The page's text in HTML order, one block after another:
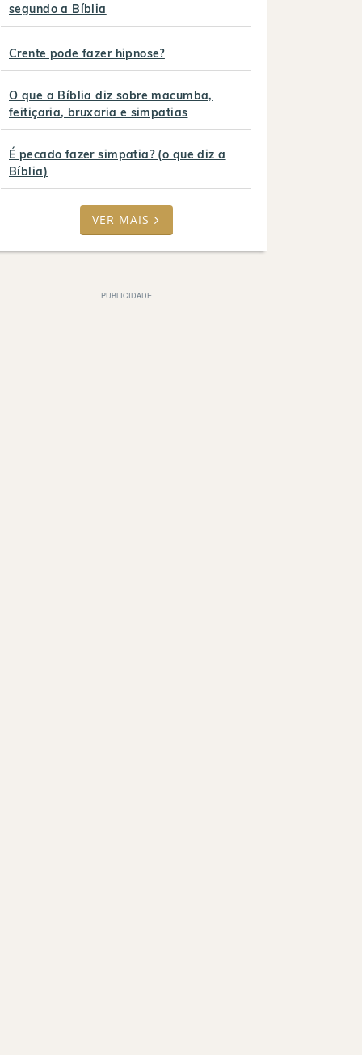
segundo a Bíblia
Crente pode fazer hipnose?
O que a Bíblia diz sobre macumba,
feitiçaria, bruxaria e simpatias
É pecado fazer simpatia? (o que diz a
Bíblia)
VER MAIS